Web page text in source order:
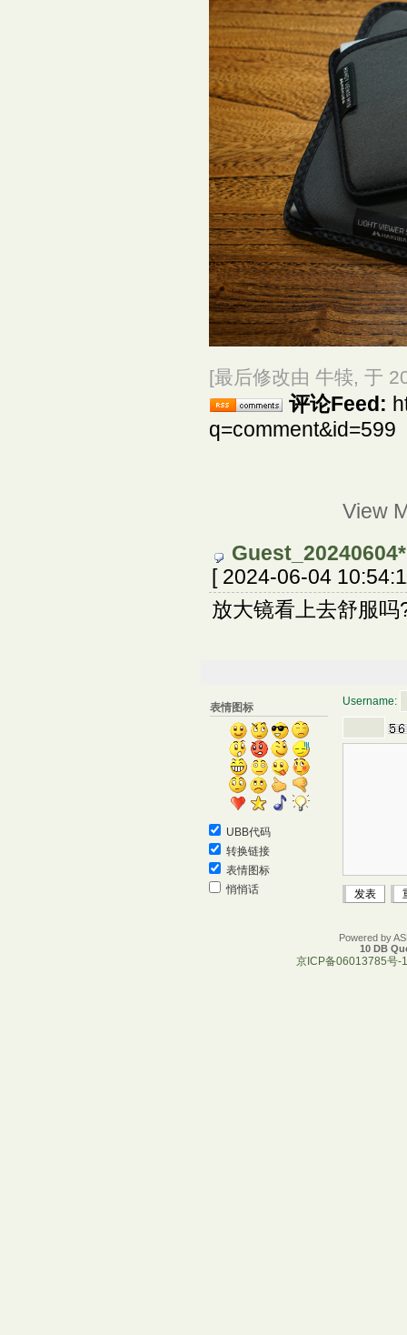
[最后修改由 牛犊, 于
评论Feed:
q=comment&id=599
View
Guest_20240604*
[ 2024-06-04
放大镜看上去舒服吗
表情图标
UBB代码
转换链接
表情图标
悄悄话
Username:
Powered by
10 DB
京ICP备06013785号-1